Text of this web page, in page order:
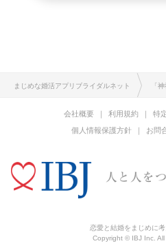
まじめな婚活アプリブライダルネット 「
会社概要 利用規約
特
個人情報保護方針
お問
恋愛と結婚をまじめに
Copyright © IBJ Inc. All